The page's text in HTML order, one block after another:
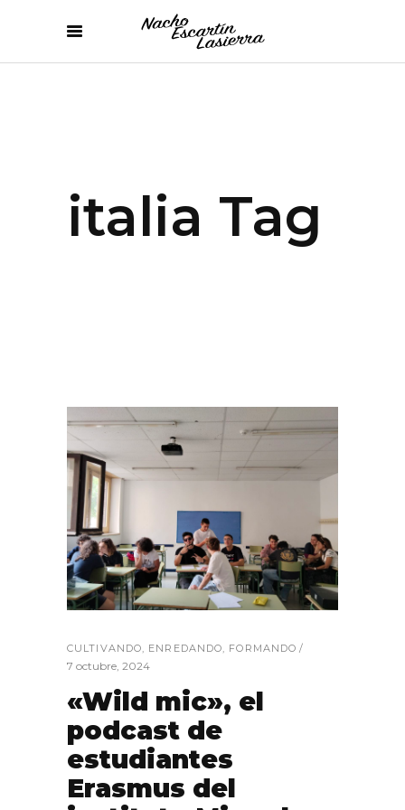
italia Tag
CULTIVANDO, ENREDANDO, FORMANDO
7 octubre, 2024
«Wild mic», el
podcast de
estudiantes
Erasmus del